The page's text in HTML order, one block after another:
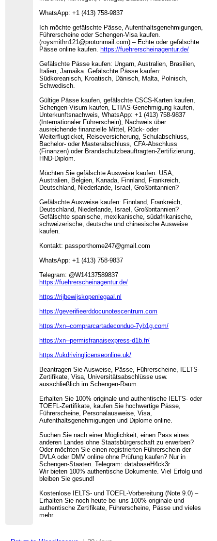
WhatsApp: +1 (413) 758-9837
Ich möchte gefälschte Pässe, Aufenthaltsgenehmigungen,
Führerscheine oder Schengen-Visa kaufen.
(roysmithn121@protonmail.com) – Echte oder gefälschte
Pässe online kaufen. https://fuehrerscheinagentur.de/
Gefälschte Pässe kaufen: Ungarn, Australien, Brasilien,
Italien, Jamaika. Gefälschte Pässe kaufen:
Südkoreanisch, Kroatisch, Dänisch, Malta, Polnisch,
Schwedisch.
Gültige Pässe kaufen, gefälschte CSCS-Karten kaufen,
Schengen-Visum kaufen, ETIAS-Genehmigung kaufen,
Unterkunftsnachweis, WhatsApp: +1 (413) 758-9837
(Internationaler Führerschein), Nachweis über
ausreichende finanzielle Mittel, Rück- oder
Weiterflugticket, Reiseversicherung, Schulabschluss,
Bachelor- oder Masterabschluss, CFA-Abschluss
(Finanzen) oder Brandschutzbeauftragten-Zertifizierung,
HND-Diplom.
Möchten Sie gefälschte Ausweise kaufen: USA,
Australien, Belgien, Kanada, Finnland, Frankreich,
Deutschland, Niederlande, Israel, Großbritannien?
Gefälschte Ausweise kaufen: Finnland, Frankreich,
Deutschland, Niederlande, Israel, Großbritannien?
Gefälschte spanische, mexikanische, südafrikanische,
schweizerische, deutsche und chinesische Ausweise
kaufen.
Kontakt: passporthome247@gmail.com
WhatsApp: +1 (413) 758-9837
Telegram: @W14137589837
https://fuehrerscheinagentur.de/
https://rijbewijskopenlegaal.nl
https://geverifieerddocunotescentrum.com
https://xn--comprarcartadeconduo-7yb1g.com/
https://xn--permisfranaisexpress-d1b.fr/
https://ukdrivinglicenseonline.uk/
Beantragen Sie Ausweise, Pässe, Führerscheine, IELTS-
Zertifikate, Visa, Universitätsabschlüsse usw.
ausschließlich im Schengen-Raum.
Erhalten Sie 100% originale und authentische IELTS- oder
TOEFL-Zertifikate, kaufen Sie hochwertige Pässe,
Führerscheine, Personalausweise, Visa,
Aufenthaltsgenehmigungen und Diplome online.
Suchen Sie nach einer Möglichkeit, einen Pass eines
anderen Landes ohne Staatsbürgerschaft zu erwerben?
Oder möchten Sie einen registrierten Führerschein der
DVLA oder DMV online ohne Prüfung kaufen? Nur in
Schengen-Staaten. Telegram: databaseH4ck3r
Wir bieten 100% authentische Dokumente. Viel Erfolg und
bleiben Sie gesund!
Kostenlose IELTS- und TOEFL-Vorbereitung (Note 9.0) –
Erhalten Sie noch heute bei uns 100% originale und
authentische Zertifikate, Führerscheine, Pässe und vieles
mehr.